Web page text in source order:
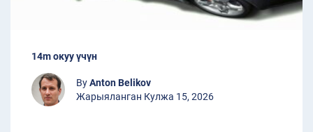
14m окуу үчүн
ByAnton Belikov
Жарыяланган Кулжа 15, 2026